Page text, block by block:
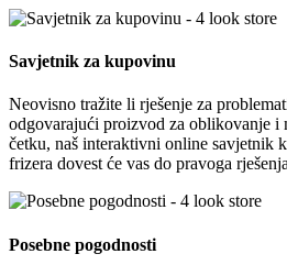
Savjetnik za kupovinu
Neovisno tražite li rješenje za
odgovarajući proizvod za oblikovanje i
četku, naš interaktivni online savjetnik
frizera dovest će vas do pravoga
Posebne pogodnosti